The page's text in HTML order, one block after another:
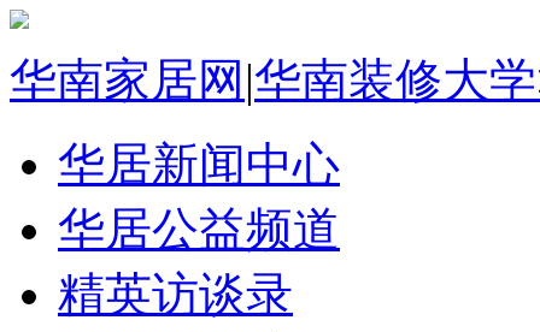
华南家居网 |华南装修大
华居新闻中心
华居公益频道
精英访谈录